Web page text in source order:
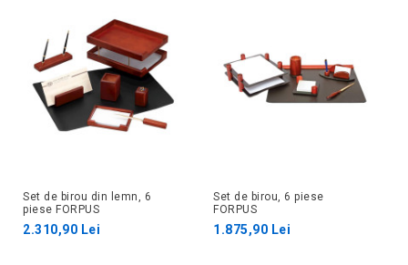
Set de birou din lemn, 6
piese FORPUS
2.310,90 Lei
Set de birou, 6 piese
FORPUS
1.875,90 Lei